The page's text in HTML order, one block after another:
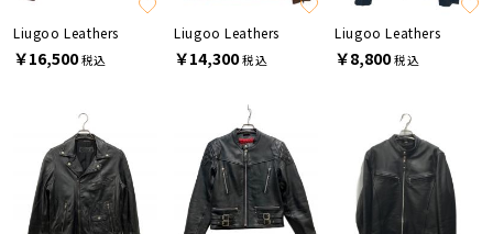
Liugoo Leathers
￥16,500税込
Liugoo Leathers
￥14,300税込
Liugoo Leathers
￥8,800税込